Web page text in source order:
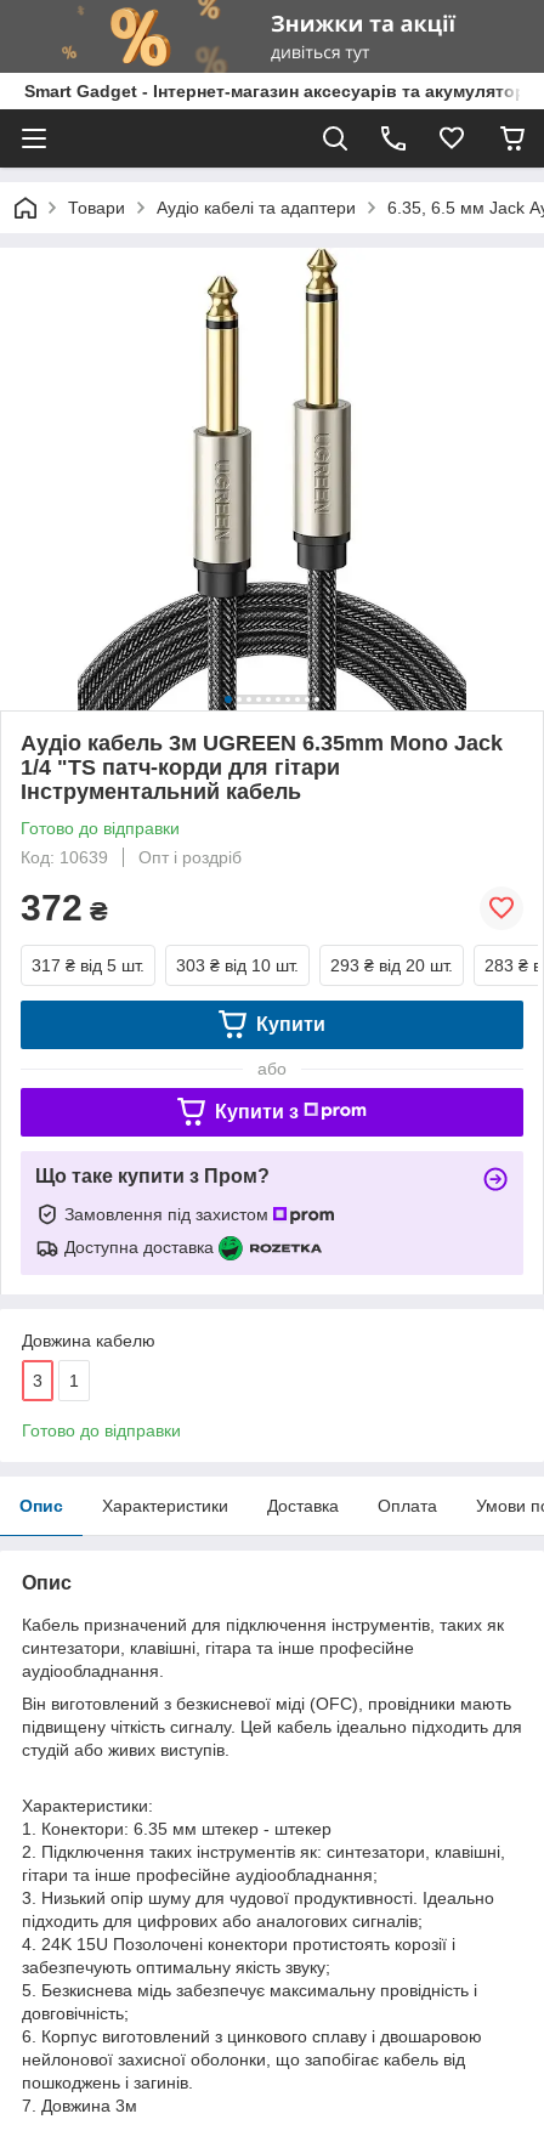
Smart Gadget - Інтернет-магазин аксесуарів та акумуляторів
Товари Аудіо кабелі та адаптери 6.35, 6.5 мм Jack
Аудіо кабель 3м UGREEN 6.35mm Mono Jack
1/4 "TS патч-корди для гітари
Інструментальний кабель
Готово до відправки
Код: 10639
Опт і роздріб
372 ₴
317 ₴ від 5 шт. 303 ₴ від 10 шт. 293 ₴ від 20 шт. 283 ₴
Купити
або
Купити з
Що таке купити з Пром?
Замовлення під захистом
Доступна доставка
Довжина кабелю
3 1
Готово до відправки
Опис Характеристики Доставка Оплата Умови
Опис
Кабель призначений для підключення інструментів, таких як
синтезатори, клавішні, гітара та інше професійне
аудіообладнання.
Він виготовлений з безкисневої міді (OFC), провідники мають
підвищену чіткість сигналу. Цей кабель ідеально підходить для
студій або живих виступів.
Характеристики:
1. Конектори: 6.35 мм штекер - штекер
2. Підключення таких інструментів як: синтезатори, клавішні,
гітари та інше професійне аудіообладнання;
3. Низький опір шуму для чудової продуктивності. Ідеально
підходить для цифрових або аналогових сигналів;
4. 24K 15U Позолочені конектори протистоять корозії і
забезпечують оптимальну якість звуку;
5. Безкиснева мідь забезпечує максимальну провідність і
довговічність;
6. Корпус виготовлений з цинкового сплаву і двошаровою
нейлонової захисної оболонки, що запобігає кабель від
пошкоджень і загинів.
7. Довжина 3м